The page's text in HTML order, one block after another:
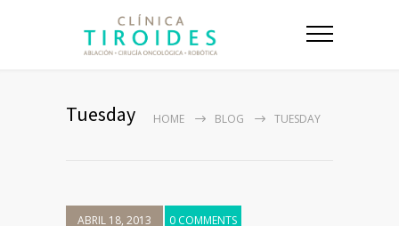
Tuesday HOME BLOG TUESDAY
ABRIL 18, 2013 0 COMMENTS